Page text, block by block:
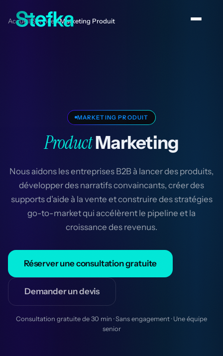
Accueil/Services/Marketing Produit
MARKETING PRODUIT
ProductMarketing
Nous aidons les entreprises B2B à lancer des produits,
développer des narratifs convaincants, créer des
supports d'aide à la vente et construire des stratégies
go-to-market qui accélèrent le pipeline et la
croissance des revenus.
Réserver une consultation gratuite
Demander un devis
Consultation gratuite de 30 min · Sans engagement · Une équipe
senior